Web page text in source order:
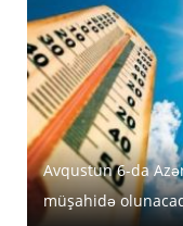
Avqustun 6-da
müşahidə
Azərbaycanda
açıqlanıb
MİDA Lənkəran,
satışa çıxarır